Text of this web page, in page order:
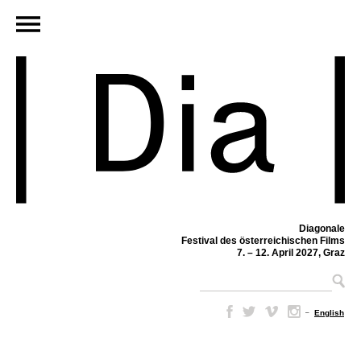
Diagonale
Festival des österreichischen Films
7. – 12. April 2027, Graz
– English